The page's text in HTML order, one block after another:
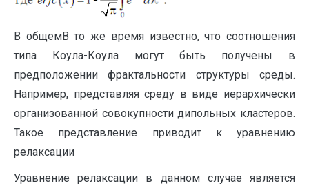
В общемВ то же время известно, что соотношения
типа Коула-Коула могут быть получены в
предположении фрактальности структуры среды.
Например, представляя среду в виде иерархически
организованной совокупности дипольных кластеров.
Такое представление приводит к уравнению
релаксации
Уравнение релаксации в данном случае является